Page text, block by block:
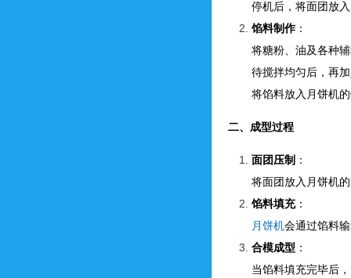
停机后，将面团放
馅料制作：
将糖粉、油及各种
待搅拌均匀后，再
将馅料放入月饼机
二、成型过程
面团压制 ：
将面团放入月饼机
馅料填充：
月饼机会通过馅料
合模成型 ：
当馅料填充完毕后